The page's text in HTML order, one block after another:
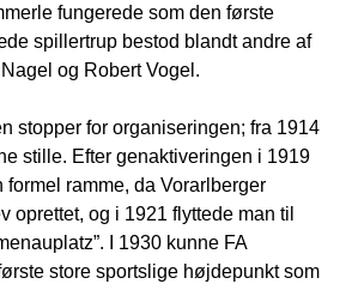
fungerede som den første
spillertrup bestod blandt andre af
og Robert Vogel.
stopper for organiseringen; fra 1914
stille. Efter genaktiveringen i 1919
ramme, da Vorarlberger
oprettet, og i 1921 flyttede man til
I 1930 kunne FA
store sportslige højdepunkt som